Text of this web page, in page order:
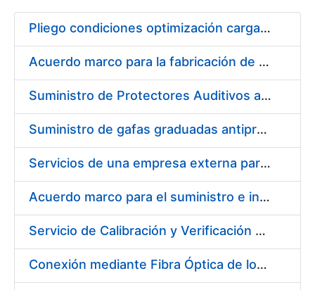
Pliego condiciones optimización cargas compras firmado
Acuerdo marco para la fabricación de piezas
Suministro de Protectores Auditivos a medida para las personas trabajadoras de los Centros de Trabajo de Madrid y Burgos
Suministro de gafas graduadas antiproyecciones para los trabajadores de la FNMT-RCM en los centros de trabajo de Madrid y Burgos
Servicios de una empresa externa para el asesoramiento y resolución de los recursos de alzada que se presentan relacionados con procesos de selección para la FNMT-RCM
Acuerdo marco para el suministro e instalación de persianas, estores y otros complementos
Servicio de Calibración y Verificación Externa de los Equipos de Medición del Servicio de Prevención de la FNMT-RCM
Conexión mediante Fibra Óptica de los Centros de Proceso de Datos (CPDs) de las sedes de la FNMT-RCM de Burgos y Madrid